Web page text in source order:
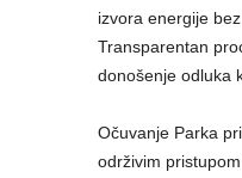
izvora energije
Transparentan
donošenje odluka
Očuvanje Parka
održivim